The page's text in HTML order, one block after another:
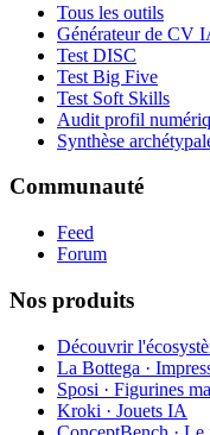
Tous les outils
Générateur de CV
Test DISC
Test Big Five
Test Soft Skills
Audit profil
Synthèse
Communauté
Feed
Forum
Nos produits
Découvrir
La Bottega ·
Sposi · Figurines
Kroki · Jouets IA